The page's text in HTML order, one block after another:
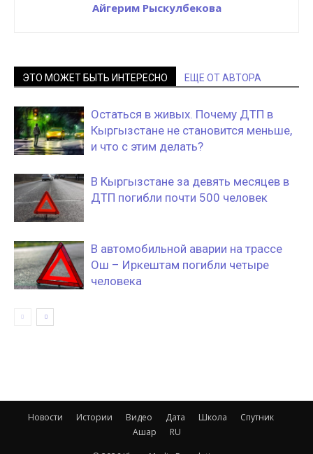
Айгерим Рыскулбекова
ЭТО МОЖЕТ БЫТЬ ИНТЕРЕСНО ЕЩЕ ОТ АВТОРА
Остаться в живых. Почему ДТП в
Кыргызстане не становится меньше,
и что с этим делать?
В Кыргызстане за девять месяцев в
ДТП погибли почти 500 человек
В автомобильной аварии на трассе
Ош – Иркештам погибли четыре
человека
Новости Истории Видео Дата Школа
Спутник
Ашар
RU